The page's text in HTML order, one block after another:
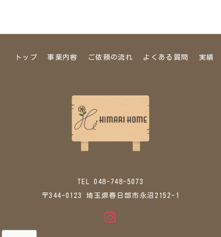
トップ 事業内容 ご依頼の流れ よくある質問 実績
TEL 048-748-5073
〒344-0123 埼玉県春日部市永沼2152-1